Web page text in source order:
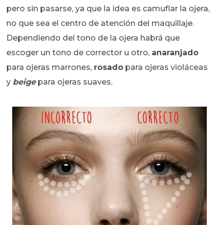
pero sin pasarse, ya que la idea es camuflar la ojera,
no que sea el centro de atención del maquillaje.
Dependiendo del tono de la ojera habrá que
escoger un tono de corrector u otro, anaranjado
para ojeras marrones, rosado para ojeras violáceas
y beigepara ojeras suaves.